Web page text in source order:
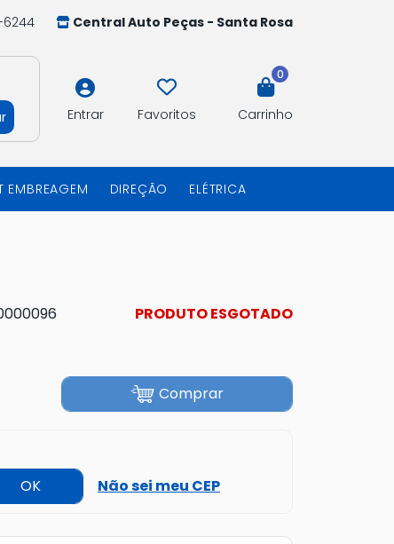
6244
Central Auto Peças - Santa Rosa
Entrar Favoritos
0
Carrinho
EMBREAGEM DIREÇÃO ELÉTRICA
PRODUTO ESGOTADO
Comprar
OK Não sei meu CEP